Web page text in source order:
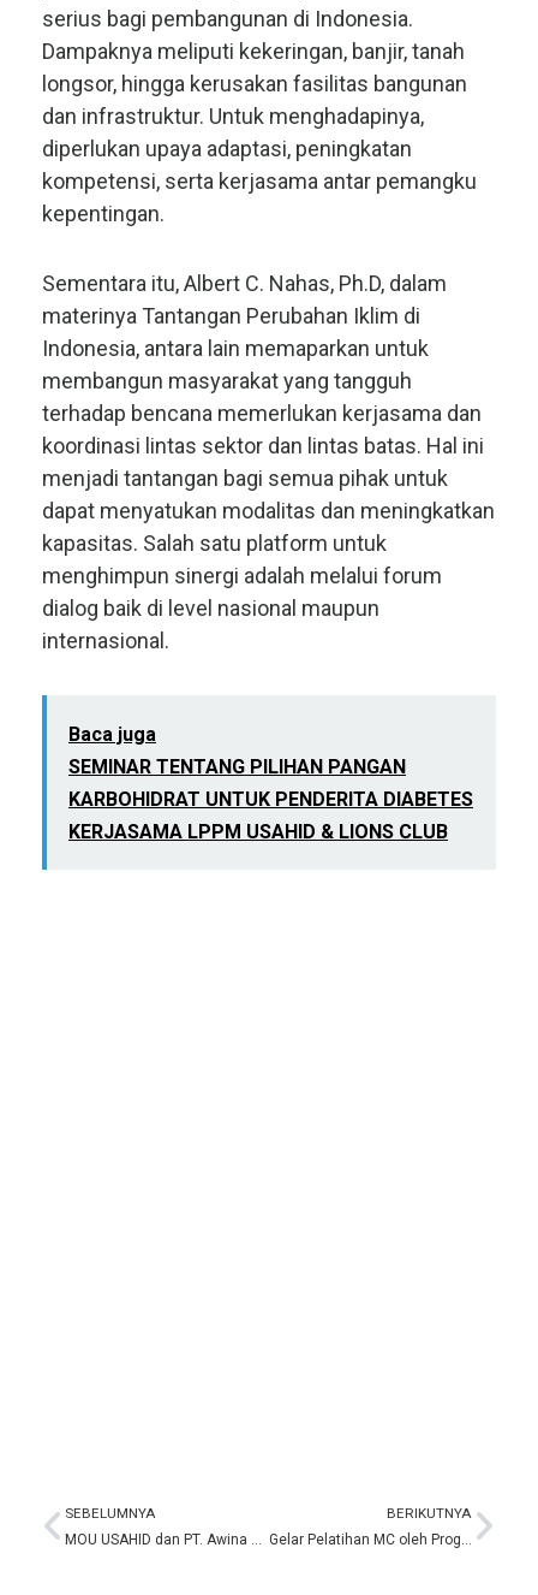
serius bagi pembangunan di Indonesia.
Dampaknya meliputi kekeringan, banjir, tanah
longsor, hingga kerusakan fasilitas bangunan
dan infrastruktur. Untuk menghadapinya,
diperlukan upaya adaptasi, peningkatan
kompetensi, serta kerjasama antar pemangku
kepentingan.
Sementara itu, Albert C. Nahas, Ph.D, dalam
materinya Tantangan Perubahan Iklim di
Indonesia, antara lain memaparkan untuk
membangun masyarakat yang tangguh
terhadap bencana memerlukan kerjasama dan
koordinasi lintas sektor dan lintas batas. Hal ini
menjadi tantangan bagi semua pihak untuk
dapat menyatukan modalitas dan meningkatkan
kapasitas. Salah satu platform untuk
menghimpun sinergi adalah melalui forum
dialog baik di level nasional maupun
internasional.
Baca juga
SEMINAR TENTANG PILIHAN PANGAN
KARBOHIDRAT UNTUK PENDERITA DIABETES
KERJASAMA LPPM USAHID & LIONS CLUB
Prev
SEBELUMNYA
MOU USAHID dan PT. Awina Sinergi International: Perkuat Kolaborasi Pendidikan dan Industri
BERIKUTNYA
Gelar Pelatihan MC oleh Program Studi DIII Broadcasting Universitas Sahid Jakarta dan SMK N 1 Jakarta